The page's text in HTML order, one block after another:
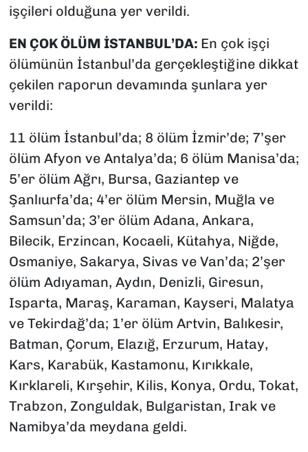
işçileri olduğuna yer verildi.
EN ÇOK ÖLÜM İSTANBUL’DA: En çok işçi
ölümünün İstanbul’da gerçekleştiğine dikkat
çekilen raporun devamında şunlara yer
verildi:
11 ölüm İstanbul’da; 8 ölüm İzmir’de; 7’şer
ölüm Afyon ve Antalya’da; 6 ölüm Manisa’da;
5’er ölüm Ağrı, Bursa, Gaziantep ve
Şanlıurfa’da; 4’er ölüm Mersin, Muğla ve
Samsun’da; 3’er ölüm Adana, Ankara,
Bilecik, Erzincan, Kocaeli, Kütahya, Niğde,
Osmaniye, Sakarya, Sivas ve Van’da; 2’şer
ölüm Adıyaman, Aydın, Denizli, Giresun,
Isparta, Maraş, Karaman, Kayseri, Malatya
ve Tekirdağ’da; 1’er ölüm Artvin, Balıkesir,
Batman, Çorum, Elazığ, Erzurum, Hatay,
Kars, Karabük, Kastamonu, Kırıkkale,
Kırklareli, Kırşehir, Kilis, Konya, Ordu, Tokat,
Trabzon, Zonguldak, Bulgaristan, Irak ve
Namibya’da meydana geldi.